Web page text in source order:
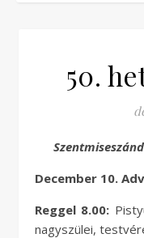
50.
December 10.
Reggel 8.00:
nagyszülei,